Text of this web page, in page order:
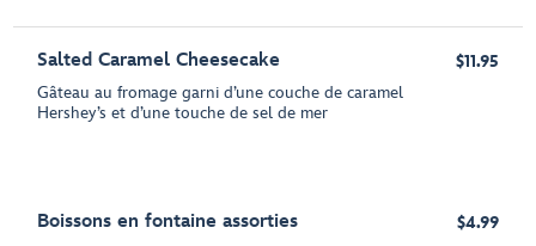
Salted Caramel Cheesecake
Gâteau au fromage garni d’une couche de caramel
Hershey’s et d’une touche de sel de mer
$11.95
Boissons en fontaine assorties $4.99